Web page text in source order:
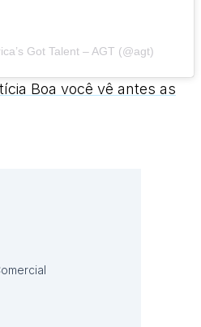
Got Talent – AGT (@agt)
Boa você vê antes as